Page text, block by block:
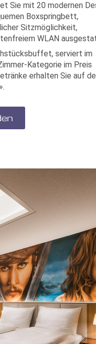
Sie mit 20 modernen
Boxspringbett,
Sitzmöglichkeit,
WLAN
serviert im
Kategorie im Preis
erhalten Sie auf